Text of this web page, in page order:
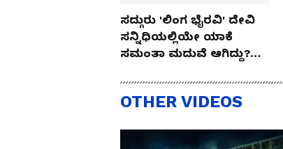
ಸದ್ಗುರು 'ಲಿಂಗ ಭೈರವಿ' ದೇವಿ
ಸನ್ನಿಧಿಯಲ್ಲಿಯೇ ಯಾಕೆ
ಸಮಂತಾ ಮದುವೆ ಆಗಿದ್ದು?
OTHER VIDEOS